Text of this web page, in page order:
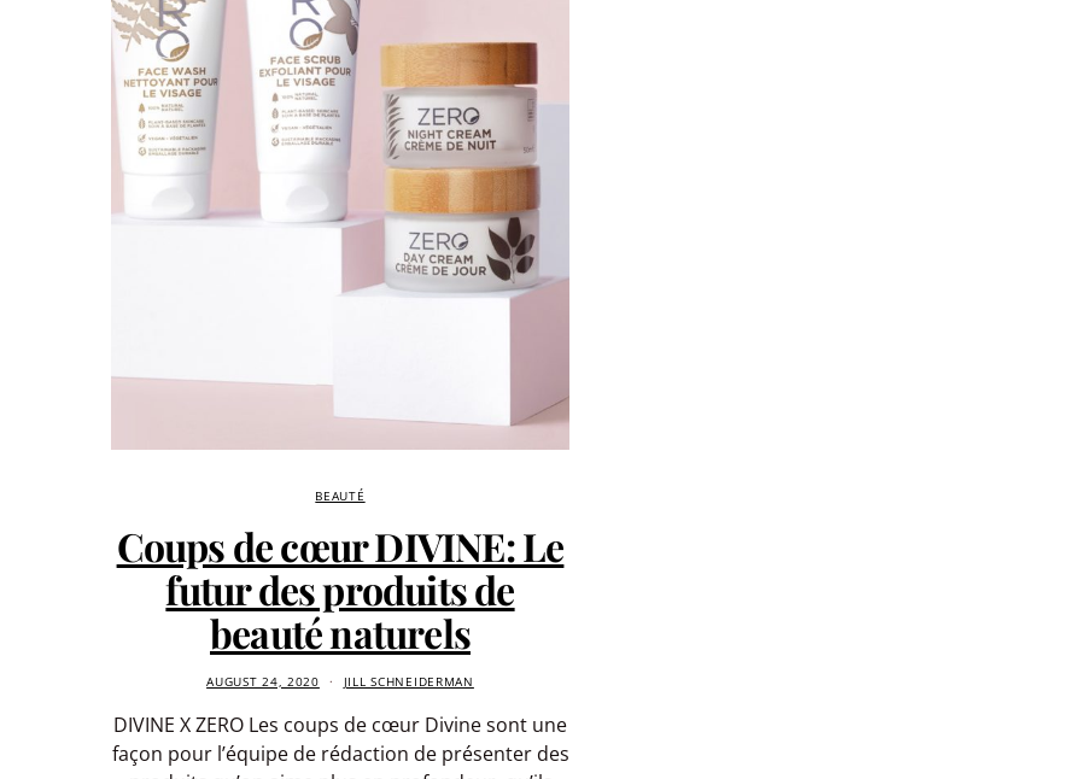
BEAUTÉ
Coups de cœur DIVINE: Le
futur des produits de
beauté naturels
AUGUST 24, 2020 JILL SCHNEIDERMAN
DIVINE X ZERO Les coups de cœur Divine sont une
façon pour l’équipe de rédaction de présenter des